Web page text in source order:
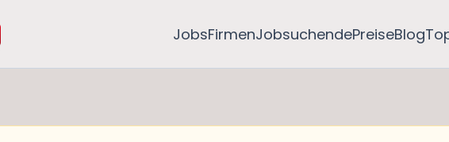
JobsFirmenJobsuchendePreiseBlog